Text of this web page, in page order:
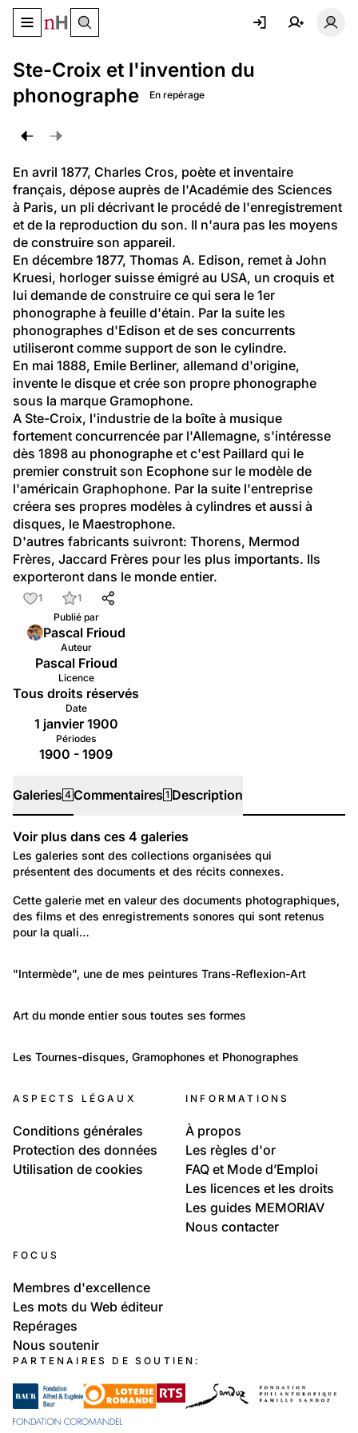
Basculer le menu de navigation
Ste-Croix et l'invention du
phonographe
En repérage
En avril 1877, Charles Cros, poète et inventaire
français, dépose auprès de l'Académie des Sciences
à Paris, un pli décrivant le procédé de l'enregistrement
et de la reproduction du son. Il n'aura pas les moyens
de construire son appareil.
En décembre 1877, Thomas A. Edison, remet à John
Kruesi, horloger suisse émigré au USA, un croquis et
lui demande de construire ce qui sera le 1er
phonographe à feuille d'étain. Par la suite les
phonographes d'Edison et de ses concurrents
utiliseront comme support de son le cylindre.
En mai 1888, Emile Berliner, allemand d'origine,
invente le disque et crée son propre phonographe
sous la marque Gramophone.
A Ste-Croix, l'industrie de la boîte à musique
fortement concurrencée par l'Allemagne, s'intéresse
dès 1898 au phonographe et c'est Paillard qui le
premier construit son Ecophone sur le modèle de
l'américain Graphophone. Par la suite l'entreprise
créera ses propres modèles à cylindres et aussi à
disques, le Maestrophone.
D'autres fabricants suivront: Thorens, Mermod
Frères, Jaccard Frères pour les plus importants. Ils
exporteront dans le monde entier.
1
1
Publié par
Pascal Frioud
Auteur
Pascal Frioud
Licence
Tous droits réservés
Date
1 janvier 1900
Périodes
1900 - 1909
Galeries 4 Commentaires 1 Description
Galeries
Voir plus dans ces 4 galeries
Les galeries sont des collections organisées qui
présentent des documents et des récits connexes.
Autre: Non classée
Repérages de notrehistoire.ch
Cette galerie met en valeur des documents photographiques,
des films et des enregistrements sonores qui sont retenus
pour la quali…
Temps libre et culture: Arts
"Intermède", une de mes peintures Trans-Reflexion-Art
Temps libre et culture: Arts
Art du monde entier sous toutes ses formes
Travail et Economie: Technologie et science
Les Tournes-disques, Gramophones et Phonographes
ASPECTS LÉGAUX
Conditions générales
Protection des données
Utilisation de cookies
INFORMATIONS
À propos
Les règles d'or
FAQ et Mode d’Emploi
Les licences et les droits
Les guides MEMORIAV
Nous contacter
FOCUS
Membres d'excellence
Les mots du Web éditeur
Repérages
Nous soutenir
PARTENAIRES DE SOUTIEN: